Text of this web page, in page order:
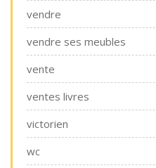
vendre
vendre ses meubles
vente
ventes livres
victorien
wc